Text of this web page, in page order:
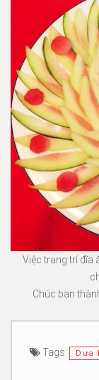
Việc trang trí đĩa
Chúc bạn
Tags: Dưa